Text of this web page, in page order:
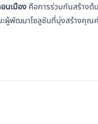
นเมือง คือการร่วมกันสร้าง
ผู้พัฒนาโซลูชันที่มุ่งสร้างคุณ